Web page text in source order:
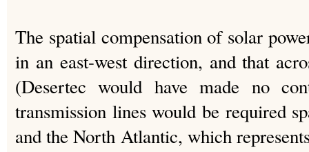
The spatial compensation of solar
in an east-west direction, and that
(Desertec would have made no
transmission lines would be required
and the North Atlantic, which